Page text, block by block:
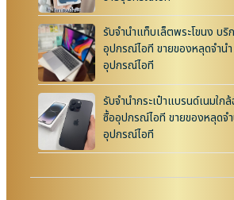
รับจำนำแท็บเล็ตพระโขนง บริ
อุปกรณ์ไอที ขายของหลุดจำน
อุปกรณ์ไอที
รับจำนำกระเป๋าแบรนด์เนมใก
ซื้ออุปกรณ์ไอที ขายของหลุดจ
อุปกรณ์ไอที